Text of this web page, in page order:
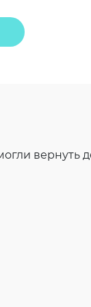
вернуть